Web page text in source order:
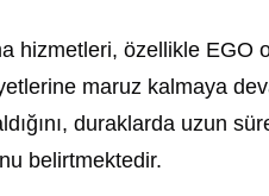
hizmetleri, özellikle EGO
maruz kalmaya
duraklarda uzun
belirtmektedir.